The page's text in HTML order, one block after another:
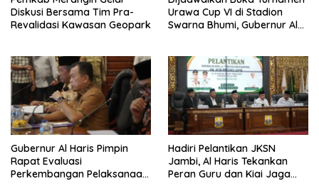
Diskusi Bersama Tim Pra-
Revalidasi Kawasan Geopark
Urawa Cup VI di Stadion
Swarna Bhumi, Gubernur Al
Gubernur Al Haris Pimpin
Rapat Evaluasi
Perkembangan Pelaksanaan
Hadiri Pelantikan JKSN
Jambi, Al Haris Tekankan
Peran Guru dan Kiai Jaga